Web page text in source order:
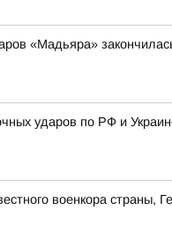
«Мадьяра»
ударов по РФ и
военкора страны,